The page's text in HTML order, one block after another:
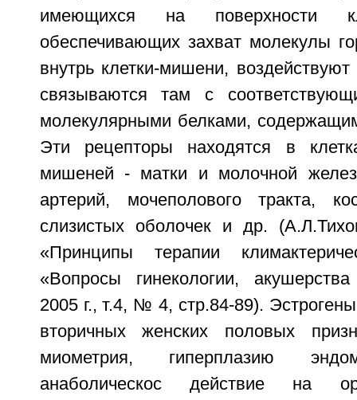
имеющихся на поверхности
обеспечивающих захват молекулы
внутрь клетки-мишени,
связываются там с
молекулярными белками,
Эти рецепторы находятся в
мишеней - матки и молочной
артерий, мочеполового тракта,
слизистых оболочек и др.
«Принципы терапии
«Вопросы гинекологии,
2005 г., т.4, № 4, стр.84-89).
вторичных женских половых
миометрия, гиперплазию
анаболическос действие на